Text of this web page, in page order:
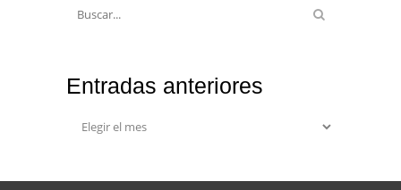
Entradas anteriores
anteriores